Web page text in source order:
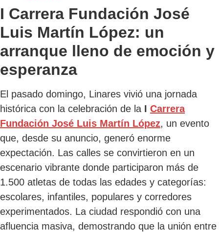
I Carrera Fundación José
Luis Martín López: un
arranque lleno de emoción y
esperanza
El pasado domingo, Linares vivió una jornada
histórica con la celebración de la I Carrera
Fundación José Luis Martín López, un evento
que, desde su anuncio, generó enorme
expectación. Las calles se convirtieron en un
escenario vibrante donde participaron más de
1.500 atletas de todas las edades y categorías:
escolares, infantiles, populares y corredores
experimentados. La ciudad respondió con una
afluencia masiva, demostrando que la unión entre